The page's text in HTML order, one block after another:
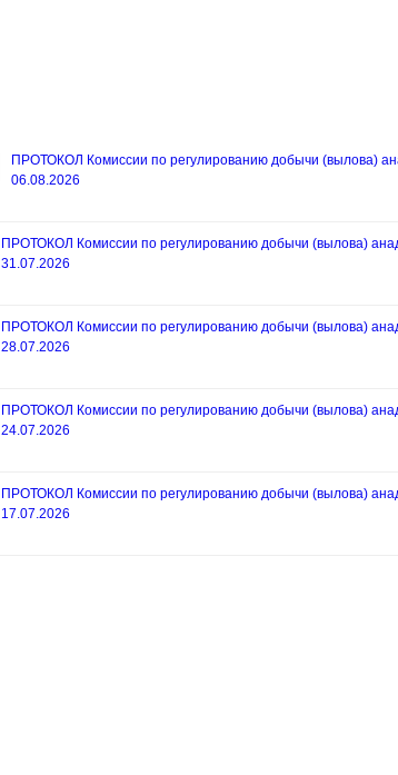
ПРОТОКОЛ Комиссии по регулированию добычи (вылова)
06.08.2026
ПРОТОКОЛ Комиссии по регулированию добычи (вылова)
31.07.2026
ПРОТОКОЛ Комиссии по регулированию добычи (вылова)
28.07.2026
ПРОТОКОЛ Комиссии по регулированию добычи (вылова)
24.07.2026
ПРОТОКОЛ Комиссии по регулированию добычи (вылова)
17.07.2026